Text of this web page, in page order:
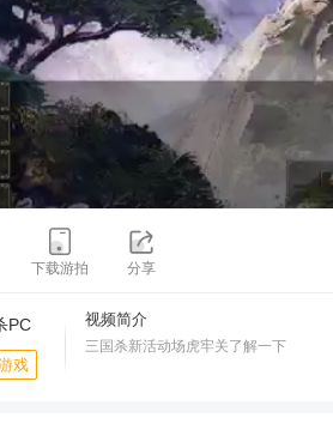
下载游拍 分享
PC
戏
视频简介
三国杀新活动场虎牢关了解一下